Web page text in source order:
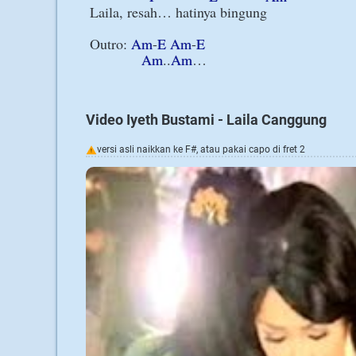
Laila, resah… hatinya bingung
Outro: Am-E Am-E
Am..Am…
Video Iyeth Bustami - Laila Canggung
! versi asli naikkan ke F#, atau pakai capo di fret 2